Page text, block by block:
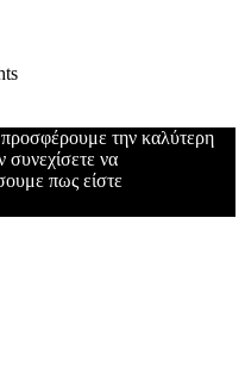
την καλύτερη
συνεχίσετε να
πως είστε